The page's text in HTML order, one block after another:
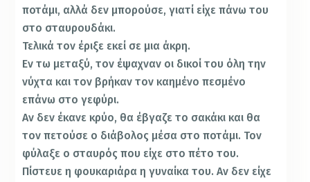
ποτάμι, αλλά δεν μπορούσε, γιατί είχε πάνω του
στο σταυρουδάκι.
Τελικά τον έριξε εκεί σε μια άκρη.
Εν τω μεταξύ, τον έψαχναν οι δικοί του όλη την
νύχτα και τον βρήκαν τον καημένο πεσμένο
επάνω στο γεφύρι.
Αν δεν έκανε κρύο, θα έβγαζε το σακάκι και θα
τον πετούσε ο διάβολος μέσα στο ποτάμι. Τον
φύλαξε ο σταυρός που είχε στο πέτο του.
Πίστευε η φουκαριάρα η γυναίκα του. Αν δεν είχε